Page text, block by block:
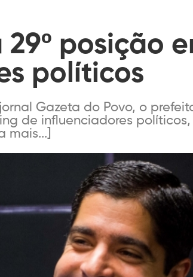
posição
políticos
Gazeta do Povo, o
de influenciadores
mais...]